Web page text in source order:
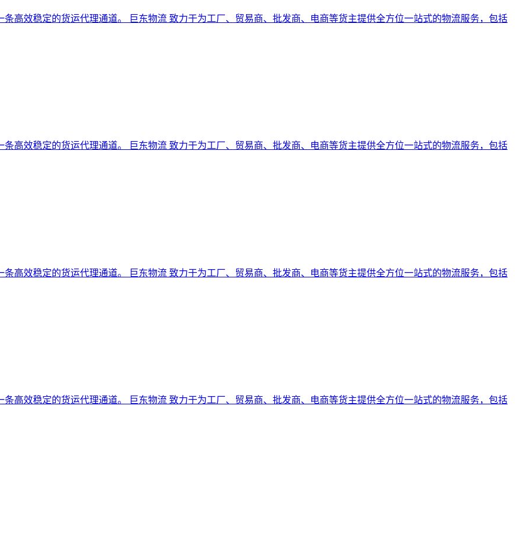
高效稳定的货运代理通道。 巨东物流 致力于为工厂、贸易商、批发商、电商等货主提供全方位一站式的物流服务，包括
高效稳定的货运代理通道。 巨东物流 致力于为工厂、贸易商、批发商、电商等货主提供全方位一站式的物流服务，包括
高效稳定的货运代理通道。 巨东物流 致力于为工厂、贸易商、批发商、电商等货主提供全方位一站式的物流服务，包括
高效稳定的货运代理通道。 巨东物流 致力于为工厂、贸易商、批发商、电商等货主提供全方位一站式的物流服务，包括